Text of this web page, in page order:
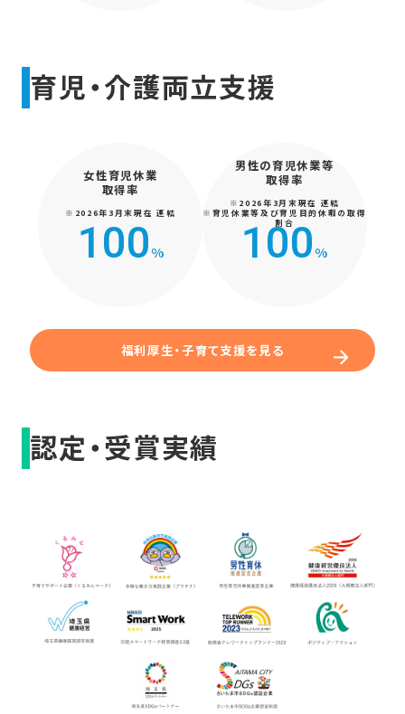
育児・介護両立支援
女性育児休業
取得率
※2026年3月末現在 連結
100%
男性の育児休業等
取得率
※2026年3月末現在 連結
※育児休業等及び育児目的休暇の取得
割合
100%
福利厚生・子育て支援を見る
認定・受賞実績